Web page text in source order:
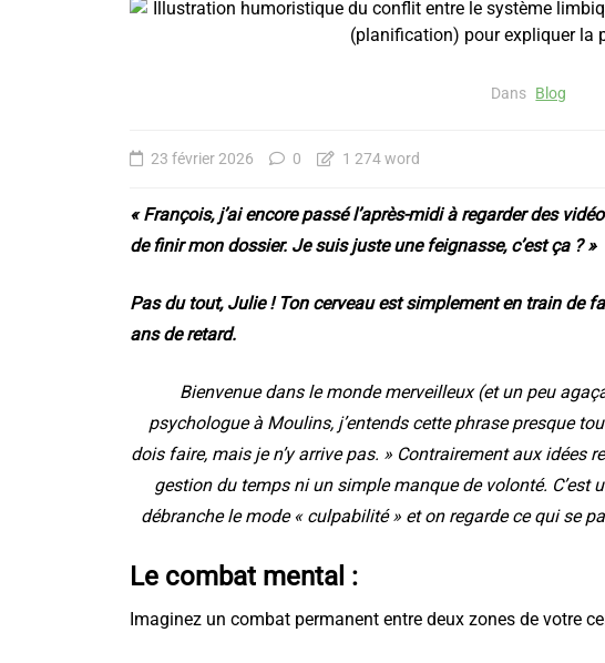
Dans Blog
23 février 2026 0 1 274 word
« François, j’ai encore passé l’après-midi à regarder des
de finir mon dossier. Je suis juste une feignasse, c’est ça ? »
Pas du tout, Julie ! Ton cerveau est simplement en train de
ans de retard.
Bienvenue dans le monde merveilleux (et un peu
psychologue à Moulins, j’entends cette phrase presque
dois faire, mais je n’y arrive pas. » Contrairement aux idées
gestion du temps ni un simple manque de volonté. C’est
débranche le mode « culpabilité » et on regarde ce qui se
Le combat mental :
Imaginez un combat permanent entre deux zones de votre
Les Biais cognitifs